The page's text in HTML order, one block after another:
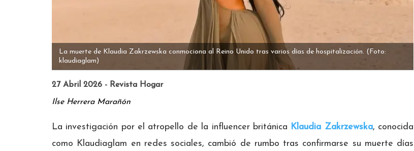
La muerte de Klaudia Zakrzewska conmociona al Reino Unido tras varios días de hospitalización. (Foto:
klaudiaglam)
27 Abril 2026 - Revista Hogar
Ilse Herrera Marañón
La investigación por el atropello de la influencer británica Klaudia Zakrzewska, conocida
como Klaudiaglam en redes sociales, cambió de rumbo tras confirmarse su muerte días